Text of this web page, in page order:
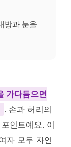
방과 눈을
가다듬으면
. 손과 허리의
인트예요. 이
자 모두 자연